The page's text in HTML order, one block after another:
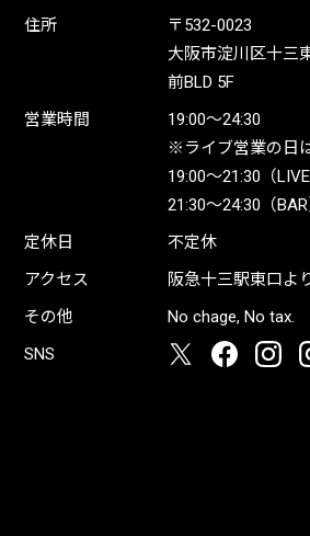
住所
〒532-0023
大阪市淀川区十三
前BLD 5F
営業時間
19:00〜24:30
※ライブ営業の日
19:00〜21:30（LIVE
21:30〜24:30（BAR
定休日
不定休
アクセス
阪急十三駅東口よ
その他
No chage, No tax.
SNS